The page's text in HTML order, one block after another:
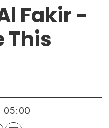
Fakir -
This
05:00